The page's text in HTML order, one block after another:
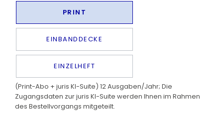
PRINT
EINBANDDECKE
EINZELHEFT
(Print-Abo + juris KI-Suite) 12 Ausgaben/Jahr; Die
Zugangsdaten zur juris KI-Suite werden Ihnen im Rahmen
des Bestellvorgangs mitgeteilt.